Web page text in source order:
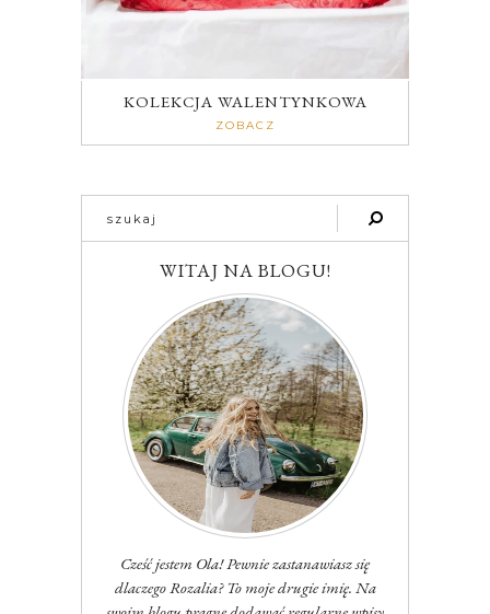
KOLEKCJA WALENTYNKOWA
ZOBACZ
WITAJ NA BLOGU!
Cześć jestem Ola! Pewnie zastanawiasz się
dlaczego Rozalia? To moje drugie imię. Na